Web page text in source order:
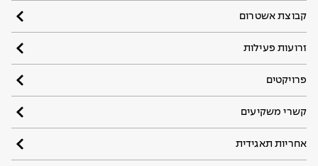
קבוצת אשטרום
זרועות פעילות
פרויקטים
קשרי משקיעים
אחריות תאגידית